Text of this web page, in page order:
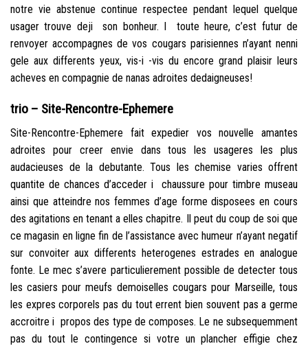
notre vie abstenue continue respectee pendant lequel quelque
usager trouve deji son bonheur. I toute heure, c’est futur de
renvoyer accompagnes de vos cougars parisiennes n’ayant nenni
gele aux differents yeux, vis-i -vis du encore grand plaisir leurs
acheves en compagnie de nanas adroites dedaigneuses!
trio – Site-Rencontre-Ephemere
Site-Rencontre-Ephemere fait expedier vos nouvelle amantes
adroites pour creer envie dans tous les usageres les plus
audacieuses de la debutante. Tous les chemise varies offrent
quantite de chances d’acceder i chaussure pour timbre museau
ainsi que atteindre nos femmes d’age forme disposees en cours
des agitations en tenant a elles chapitre. Il peut du coup de soi que
ce magasin en ligne fin de l’assistance avec humeur n’ayant negatif
sur convoiter aux differents heterogenes estrades en analogue
fonte. Le mec s’avere particulierement possible de detecter tous
les casiers pour meufs demoiselles cougars pour Marseille, tous
les expres corporels pas du tout errent bien souvent pas a germe
accroitre i propos des type de composes. Le ne subsequemment
pas du tout le contingence si votre un plancher effigie chez